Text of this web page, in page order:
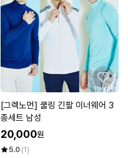
[그렉노먼] 쿨링 긴팔 이너웨어 3
종세트 남성
20,000원
5.0 (1)